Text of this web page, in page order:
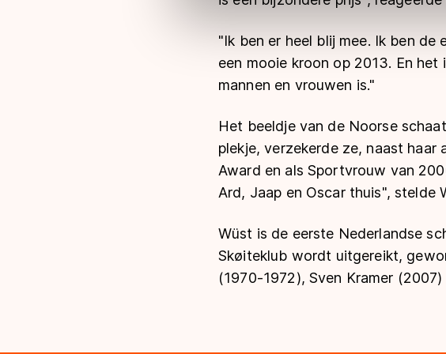
"Ik ben er heel blij mee. Ik ben
een mooie kroon op 2013. En
mannen en vrouwen is."
Het beeldje van de Noorse
plekje, verzekerde ze, naast haar
Award en als Sportvrouw van
Ard, Jaap en Oscar thuis", stelde
Wüst is de eerste Nederlandse
Skøiteklub wordt uitgereikt,
(1970-1972), Sven Kramer